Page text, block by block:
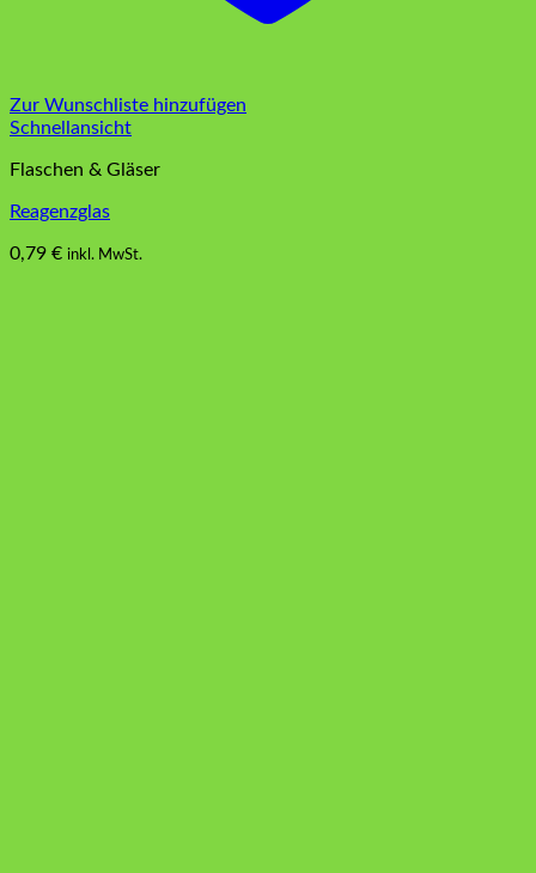
Zur Wunschliste hinzufügen
Schnellansicht
Flaschen & Gläser
Reagenzglas
0,79 € inkl. MwSt.